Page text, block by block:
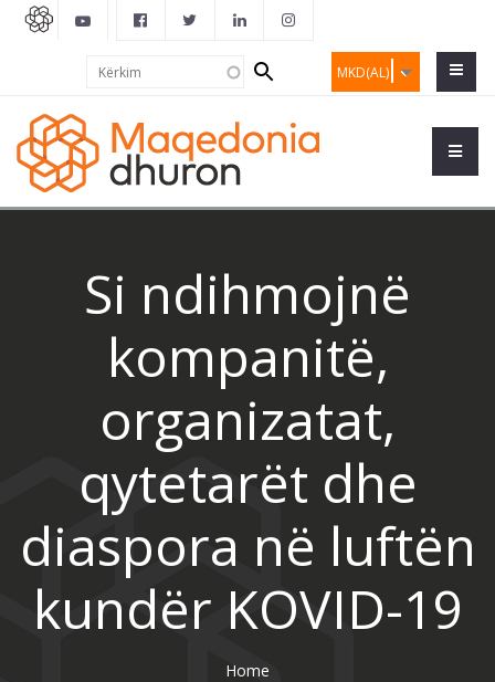
MKD(AL)
Search
form
Si ndihmojnë
kompanitë,
organizatat,
qytetarët dhe
diaspora në luftën
kundër KOVID-19
Home